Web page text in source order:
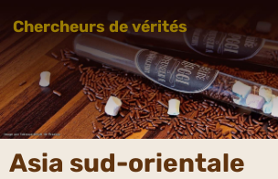
Chercheurs de vérités
Asia sud-orientale